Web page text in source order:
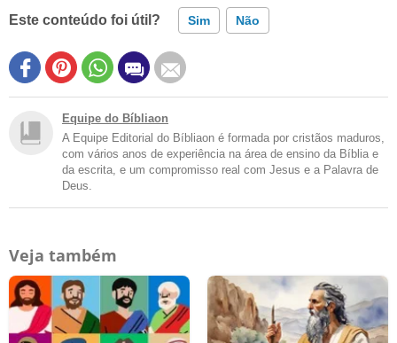
Este conteúdo foi útil? Sim Não
Equipe do Bíbliaon
A Equipe Editorial do Bíbliaon é formada por cristãos maduros,
com vários anos de experiência na área de ensino da Bíblia e
da escrita, e um compromisso real com Jesus e a Palavra de
Deus.
Veja também